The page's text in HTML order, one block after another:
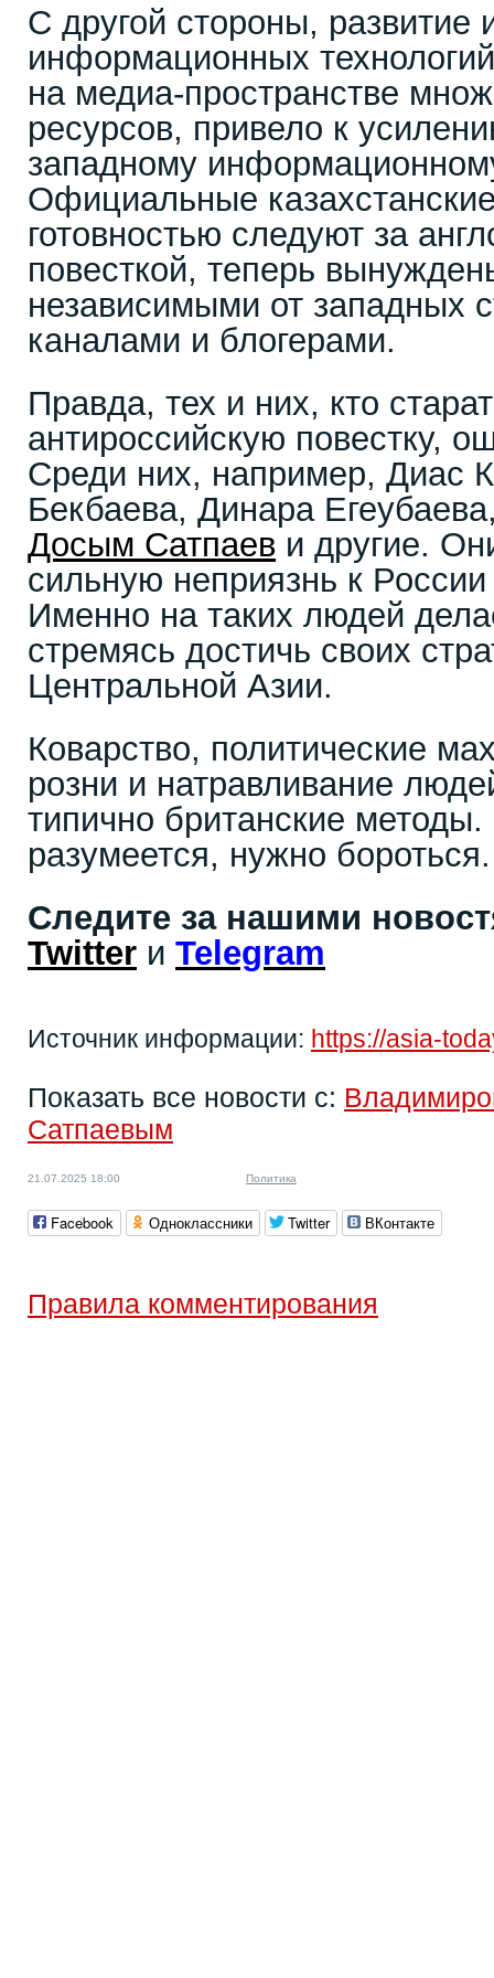
С другой стороны, развитие
информационных
на медиа-пространстве
ресурсов, привело к
западному
Официальные
готовностью следуют за
повесткой, теперь
независимыми от западных
каналами и блогерами.
Правда, тех и них, кто
антироссийскую повестку,
Среди них, например, Диас
Бекбаева, Динара
Досым Сатпаев и другие.
сильную неприязнь к России
Именно на таких людей
стремясь достичь своих
Центральной Азии.
Коварство, политические
розни и натравливание
типично британские
разумеется, нужно бороться.
Следите за нашими
Twitter и Telegram
Источник информации: https://asia-
Показать все новости с:
Сатпаевым
21.07.2025 18:00 Политика
Facebook Одноклассники Twitter ВКонтакте
Правила комментирования